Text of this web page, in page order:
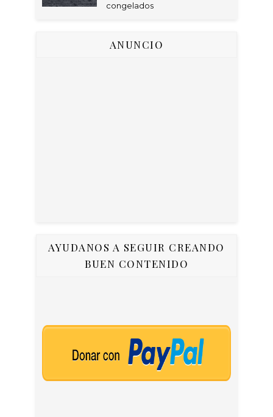
congelados
ANUNCIO
AYUDANOS A SEGUIR CREANDO
BUEN CONTENIDO